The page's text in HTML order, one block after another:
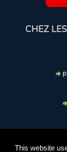
This website
CHEZ